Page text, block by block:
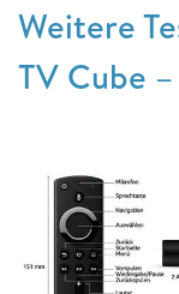
Weitere
TV Cube